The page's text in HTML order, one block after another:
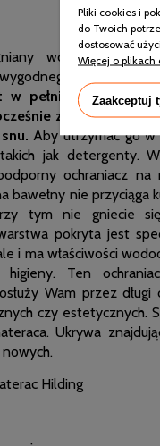
snu
wodoodporny
w pełni odporny na
zapobiega
Aby utrzymać go w
jak detergenty.
ochraniacz na
bawełny nie przyciąga
tym nie gniecie
pokryta jest
i ma właściwości
Ten
Wam przez
czy estetycznych.
Ukrywa
Hilding
Pliki cookies i
do Twoich
dostosować
Więcej o plikach
Zaakceptuj